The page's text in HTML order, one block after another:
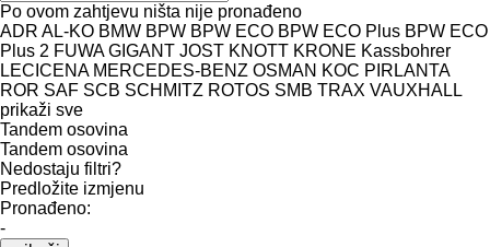
Po ovom zahtjevu ništa nije pronađeno
ADR AL-KO BMW BPW BPW ECO BPW ECO Plus BPW ECO
Plus 2 FUWA GIGANT JOST KNOTT KRONE Kassbohrer
LECICENA MERCEDES-BENZ OSMAN KOC PIRLANTA
ROR SAF SCB SCHMITZ ROTOS SMB TRAX VAUXHALL
prikaži sve
Tandem osovina
Tandem osovina
Nedostaju filtri?
Predložite izmjenu
Pronađeno:
-